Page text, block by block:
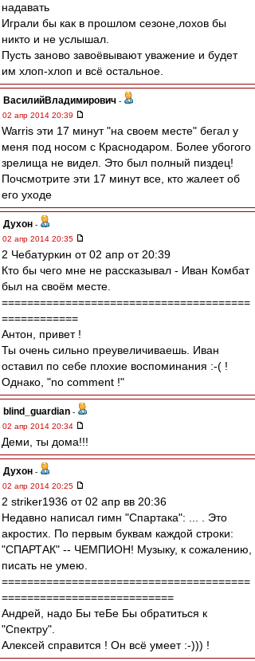
надавать
Играли бы как в прошлом сезоне,лохов бы
никто и не услышал.
Пусть заново завоёвывают уважение и будет
им хлоп-хлоп и всё остальное.
ВасилийВладимирович -
02 апр 2014 20:39
Warris эти 17 минут "на своем месте" бегал у
меня под носом с Краснодаром. Более убогого
зрелища не видел. Это был полный пиздец!
Почсмотрите эти 17 минут все, кто жалеет об
его уходе
Духон -
02 апр 2014 20:35
2 Чебатуркин от 02 апр от 20:39
Кто бы чего мне не рассказывал - Иван Комбат
был на своём месте.
=======================================
============
Антон, привет !
Ты очень сильно преувеличиваешь. Иван
оставил по себе плохие воспоминания :-( !
Однако, "no comment !"
blind_guardian -
02 апр 2014 20:34
Деми, ты дома!!!
Духон -
02 апр 2014 20:25
2 striker1936 от 02 апр вв 20:36
Недавно написал гимн "Спартака": ... . Это
акростих. По первым буквам каждой строки:
"СПАРТАК" -- ЧЕМПИОН! Музыку, к сожалению,
писать не умею.
=======================================
===========================
Андрей, надо Бы теБе Бы обратиться к
"Спектру".
Алексей справится ! Он всё умеет :-))) !